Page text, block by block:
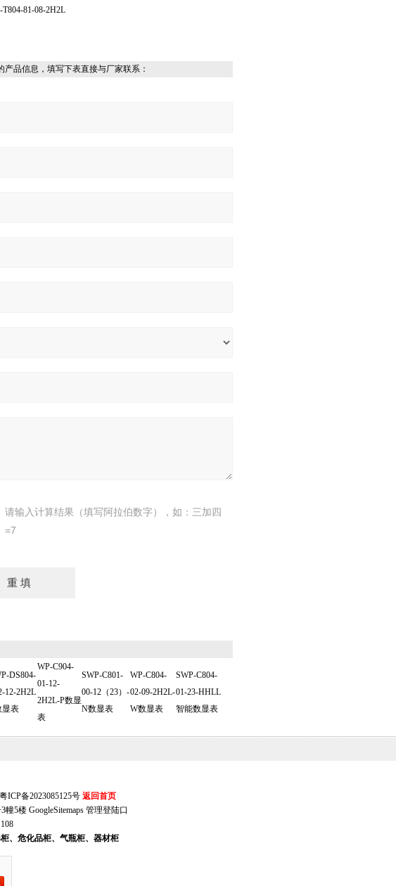
81-08-2H2L
品信息，填写下表直接与厂家联系：
请输入计算结果（填写阿拉伯数字），如：三加四
=7
DS804-
12-2H2L
显表
WP-C904-
01-12-
2H2L-P数显
表
SWP-C801-
00-12（23）-
N数显表
WP-C804-
02-09-2H2L-
W数显表
SWP-C804-
01-23-HHLL
智能数显表
粤ICP备2023085125号 返回首页
幢5楼 GoogleSitemaps 管理登陆口
、危化品柜、气瓶柜、器材柜